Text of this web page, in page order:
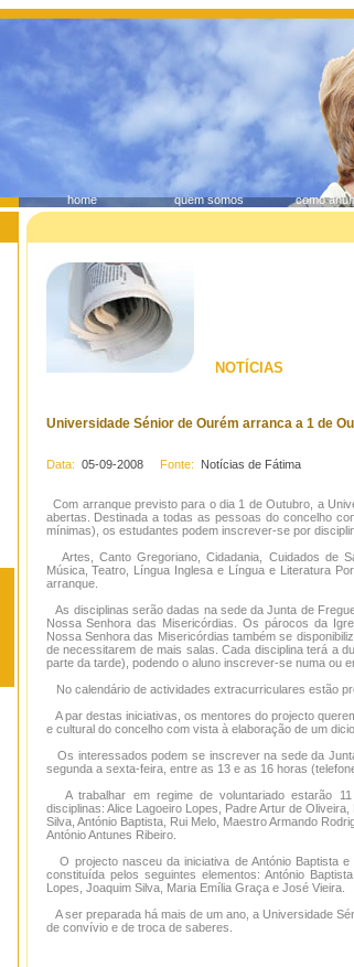
home quem somos como
NOTÍCIAS
Universidade Sénior de Ourém arranca a 1 de
Data: 05-09-2008Fonte: Notícias de Fátima
Com arranque previsto para o dia 1 de Outubro, a
abertas. Destinada a todas as pessoas do concelho
mínimas), os estudantes podem inscrever-se por
Artes, Canto Gregoriano, Cidadania, Cuidados de
Música, Teatro, Língua Inglesa e Língua e Literatura
arranque.
As disciplinas serão dadas na sede da Junta de
Nossa Senhora das Misericórdias. Os párocos da
Nossa Senhora das Misericórdias também se
de necessitarem de mais salas. Cada disciplina terá a
parte da tarde), podendo o aluno inscrever-se numa ou
No calendário de actividades extracurriculares estão
A par destas iniciativas, os mentores do projecto
e cultural do concelho com vista à elaboração de um
Os interessados podem se inscrever na sede da
segunda a sexta-feira, entre as 13 e as 16 horas
A trabalhar em regime de voluntariado estarão
disciplinas: Alice Lagoeiro Lopes, Padre Artur de
Silva, António Baptista, Rui Melo, Maestro Armando
António Antunes Ribeiro.
O projecto nasceu da iniciativa de António Baptista
constituída pelos seguintes elementos: António
Lopes, Joaquim Silva, Maria Emília Graça e José Vieira.
A ser preparada há mais de um ano, a Universidade
de convívio e de troca de saberes.